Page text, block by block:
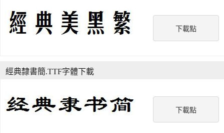
下載點
下載點
經典隸書簡.TTF字體下載